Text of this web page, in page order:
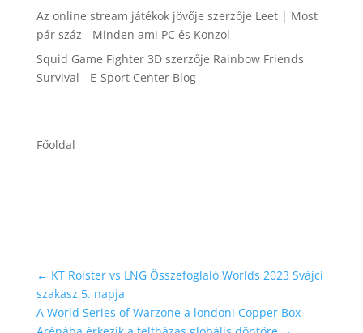
Az online stream játékok jövője szerzője Leet | Most
pár száz - Minden ami PC és Konzol
Squid Game Fighter 3Dszerzője Rainbow Friends
Survival - E-Sport Center Blog
Főoldal
← KT Rolster vs LNG Összefoglaló Worlds 2023 Svájci
szakasz 5. napja
A World Series of Warzone a londoni Copper Box